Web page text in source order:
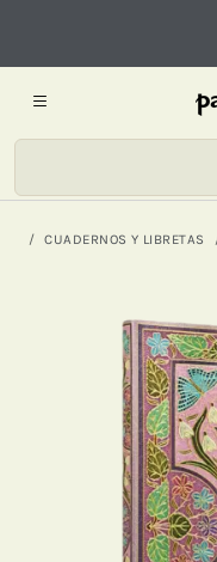
CUADERNOS Y LIBRETAS